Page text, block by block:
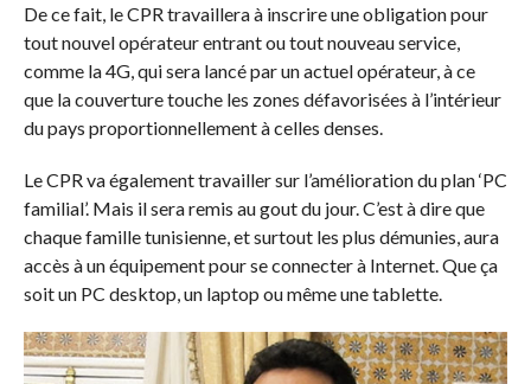
De ce fait, le CPR travaillera à inscrire une obligation pour
tout nouvel opérateur entrant ou tout nouveau service,
comme la 4G, qui sera lancé par un actuel opérateur, à ce
que la couverture touche les zones défavorisées à l’intérieur
du pays proportionnellement à celles denses.
Le CPR va également travailler sur l’amélioration du plan ‘PC
familial’. Mais il sera remis au gout du jour. C’est à dire que
chaque famille tunisienne, et surtout les plus démunies, aura
accès à un équipement pour se connecter à Internet. Que ça
soit un PC desktop, un laptop ou même une tablette.